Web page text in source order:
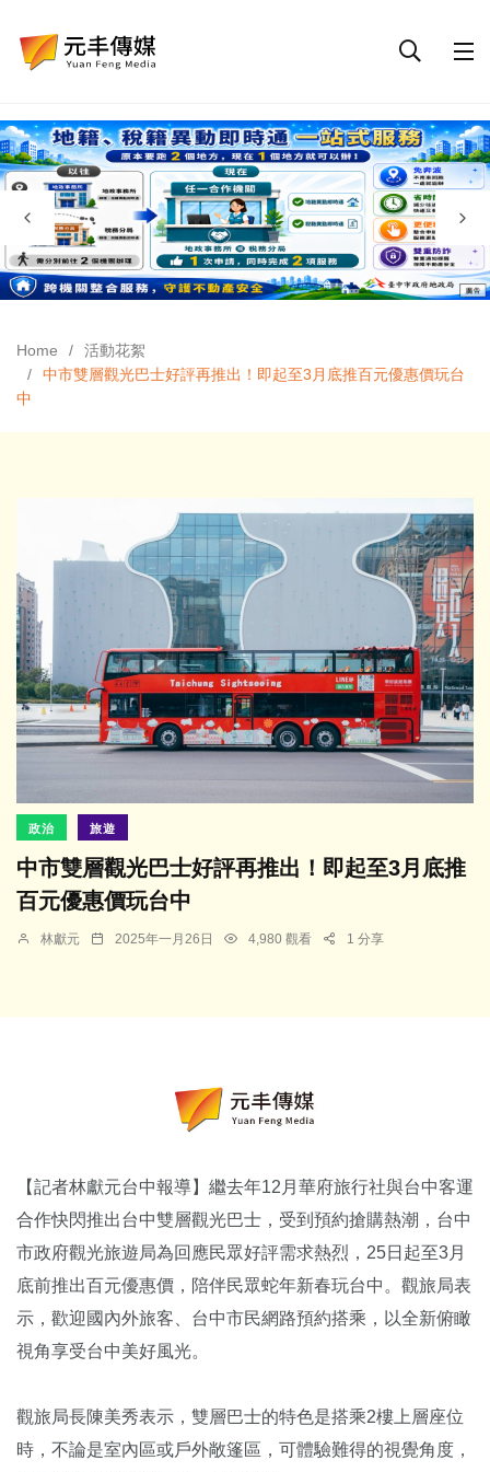
Home
活動花絮
中市雙層觀光巴士好評再推出！即起至3月底推百元優惠價玩台
中
政治 旅遊
中市雙層觀光巴士好評再推出！即起至3月底推
百元優惠價玩台中
林獻元 2025年一月26日 4,980 觀看 1 分享
【記者林獻元台中報導】繼去年12月華府旅行社與台中客運
合作快閃推出台中雙層觀光巴士，受到預約搶購熱潮，台中
市政府觀光旅遊局為回應民眾好評需求熱烈，25日起至3月
底前推出百元優惠價，陪伴民眾蛇年新春玩台中。觀旅局表
示，歡迎國內外旅客、台中市民網路預約搭乘，以全新俯瞰
視角享受台中美好風光。
觀旅局長陳美秀表示，雙層巴士的特色是搭乘2樓上層座位
時，不論是室內區或戶外敞篷區，可體驗難得的視覺角度，